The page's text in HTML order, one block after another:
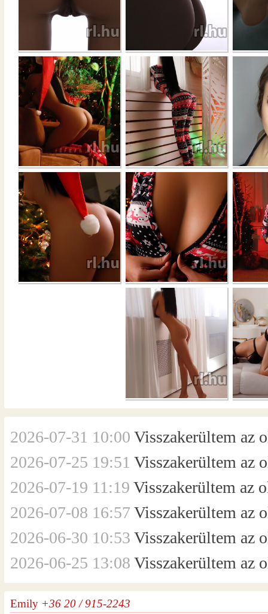
2026-07-31 10:00 Visszakerültem az
2026-07-25 19:51 Visszakerültem az
2026-07-19 11:19 Visszakerültem az
2026-07-08 16:57 Visszakerültem az
2026-06-30 10:53 Visszakerültem az
2026-06-25 13:08 Visszakerültem az
Emily +36 20 / 915-2243